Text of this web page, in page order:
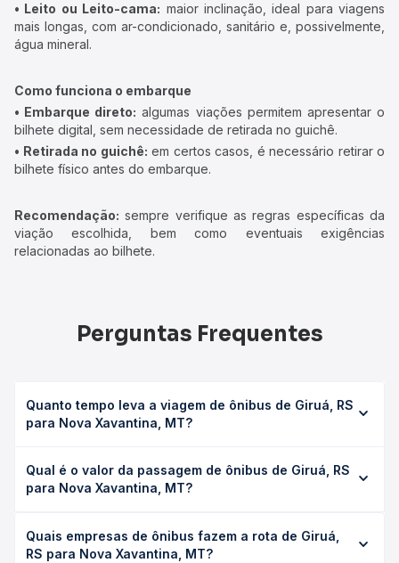
• Leito ou Leito-cama: maior inclinação, ideal para viagens
mais longas, com ar-condicionado, sanitário e, possivelmente,
água mineral.
Como funciona o embarque
• Embarque direto: algumas viações permitem apresentar o
bilhete digital, sem necessidade de retirada no guichê.
• Retirada no guichê: em certos casos, é necessário retirar o
bilhete físico antes do embarque.
Recomendação: sempre verifique as regras específicas da
viação escolhida, bem como eventuais exigências
relacionadas ao bilhete.
Perguntas Frequentes
Quanto tempo leva a viagem de ônibus de Giruá, RS
para Nova Xavantina, MT?
leva em média 48h, podendo variar conforme a viação, o
tipo de serviço (convencional, executivo ou leito) e as
opção na data desejada.
Qual é o valor da passagem de ônibus de Giruá, RS
para Nova Xavantina, MT?
Xavantina, MT custa em média R$ 903,99 e varia
conforme a data da viagem, a empresa, o tipo de poltrona
Quais empresas de ônibus fazem a rota de Giruá,
RS para Nova Xavantina, MT?